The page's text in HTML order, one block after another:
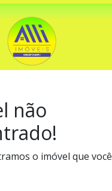
não
o imóvel que você